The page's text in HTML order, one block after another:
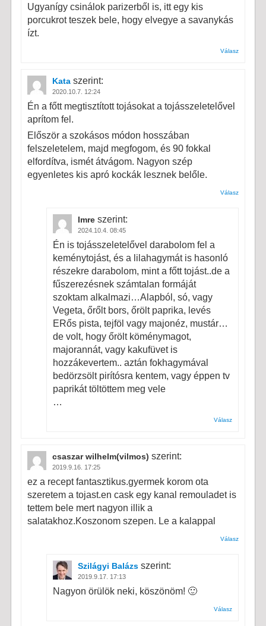
Ugyanígy csinálok parizerből is, itt egy kis
porcukrot teszek bele, hogy elvegye a savanykás
ízt.
Válasz
Kata szerint:
2020.10.7. 12:24
Én a főtt megtisztított tojásokat a tojásszeletelővel
aprítom fel.
Először a szokásos módon hosszában
felszeletelem, majd megfogom, és 90 fokkal
elfordítva, ismét átvágom. Nagyon szép
egyenletes kis apró kockák lesznek belőle.
Válasz
Imre szerint:
2024.10.4. 08:45
Én is tojásszeletelővel darabolom fel a
keménytojást, és a lilahagymát is hasonló
részekre darabolom, mint a főtt tojást..de a
fűszerezésnek számtalan formáját
szoktam alkalmazi…Alapból, só, vagy
Vegeta, őrőlt bors, őrölt paprika, levés
ERős pista, tejföl vagy majonéz, mustár…
de volt, hogy őrölt köménymagot,
majorannát, vagy kakufüvet is
hozzákevertem.. aztán fokhagymával
bedörzsölt pirítósra kentem, vagy éppen tv
paprikát töltöttem meg vele
…
Válasz
csaszar wilhelm(vilmos) szerint:
2019.9.16. 17:25
ez a recept fantasztikus.gyermek korom ota
szeretem a tojast.en cask egy kanal remouladet is
tettem bele mert nagyon illik a
salatakhoz.Koszonom szepen. Le a kalappal
Válasz
Szilágyi Balázs szerint:
2019.9.17. 17:13
Nagyon örülök neki, köszönöm! 🙂
Válasz